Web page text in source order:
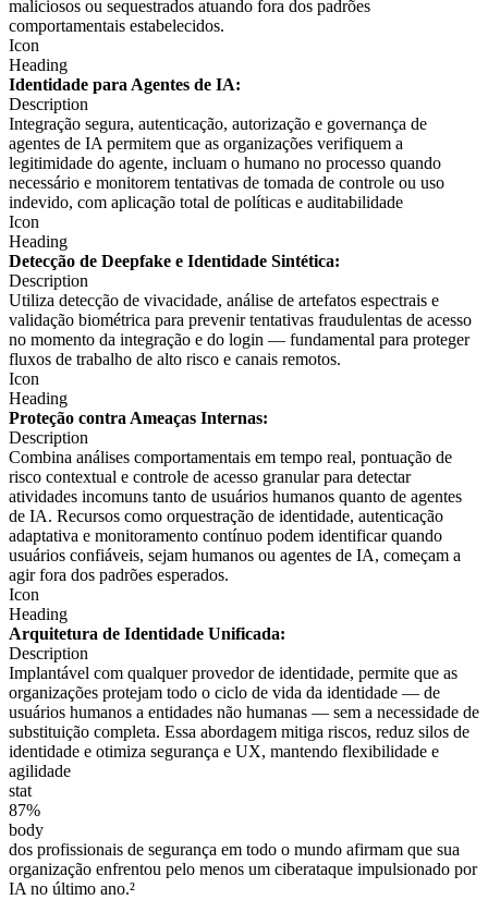
maliciosos ou sequestrados atuando fora dos padrões
comportamentais estabelecidos.
Icon
Heading
Identidade para Agentes de IA:
Description
Integração segura, autenticação, autorização e governança de
agentes de IA permitem que as organizações verifiquem a
legitimidade do agente, incluam o humano no processo quando
necessário e monitorem tentativas de tomada de controle ou uso
indevido, com aplicação total de políticas e auditabilidade
Icon
Heading
Detecção de Deepfake e Identidade Sintética:
Description
Utiliza detecção de vivacidade, análise de artefatos espectrais e
validação biométrica para prevenir tentativas fraudulentas de acesso
no momento da integração e do login — fundamental para proteger
fluxos de trabalho de alto risco e canais remotos.
Icon
Heading
Proteção contra Ameaças Internas:
Description
Combina análises comportamentais em tempo real, pontuação de
risco contextual e controle de acesso granular para detectar
atividades incomuns tanto de usuários humanos quanto de agentes
de IA. Recursos como orquestração de identidade, autenticação
adaptativa e monitoramento contínuo podem identificar quando
usuários confiáveis, sejam humanos ou agentes de IA, começam a
agir fora dos padrões esperados.
Icon
Heading
Arquitetura de Identidade Unificada:
Description
Implantável com qualquer provedor de identidade, permite que as
organizações protejam todo o ciclo de vida da identidade — de
usuários humanos a entidades não humanas — sem a necessidade de
substituição completa. Essa abordagem mitiga riscos, reduz silos de
identidade e otimiza segurança e UX, mantendo flexibilidade e
agilidade
stat
87%
body
dos profissionais de segurança em todo o mundo afirmam que sua
organização enfrentou pelo menos um ciberataque impulsionado por
IA no último ano.²